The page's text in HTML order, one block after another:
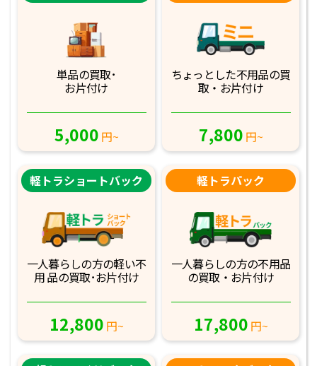
単品の買取･
お片付け
5,000 円~
ちょっとした不用品の買
取・お片付け
7,800 円~
軽トラショートバック
一人暮らしの方の軽い不
用 品の買取･お片付け
12,800 円~
軽トラパック
一人暮らしの方の不用品
の買取・お片付け
17,800 円~